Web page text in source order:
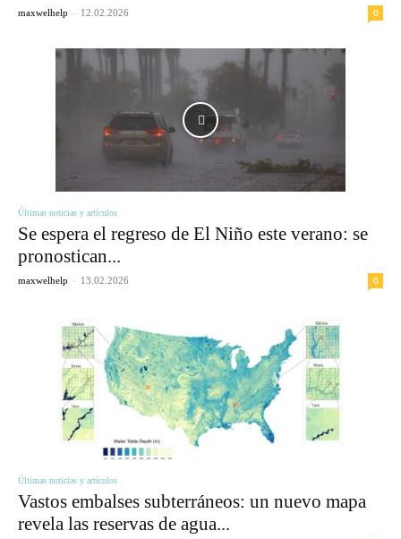
maxwelhelp - 12.02.2026 0
Últimas noticias y artículos
Se espera el regreso de El Niño este verano: se
pronostican...
maxwelhelp - 13.02.2026 0
Últimas noticias y artículos
Vastos embalses subterráneos: un nuevo mapa
revela las reservas de agua...